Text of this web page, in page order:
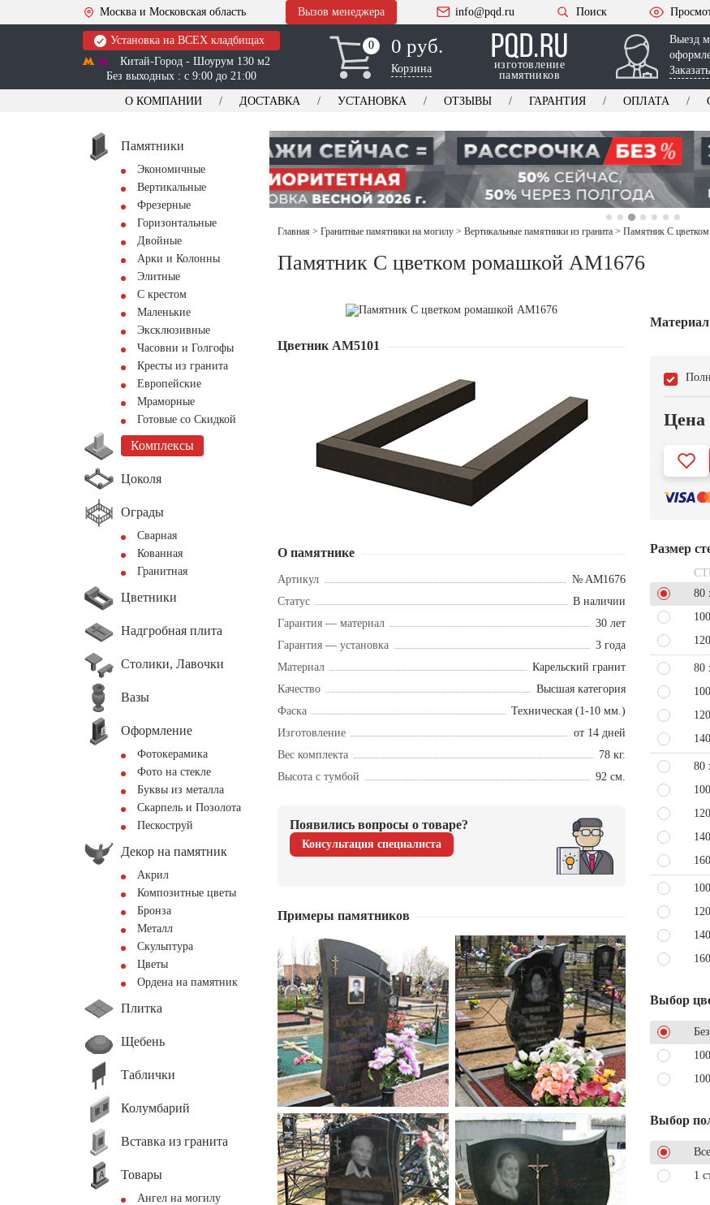
Москва и Московская область Вызов менеджера info@pqd.ru Поиск
Установка на ВСЕХ кладбищах
Китай-Город - Шоурум 130 м2
Без выходных : с 9:00 до 21:00
0
0 0 руб.
Корзина
изготовление
памятников
Выезд
О КОМПАНИИ ДОСТАВКА УСТАНОВКА ОТЗЫВЫ ГАРАНТИЯ ОПЛАТА
Памятники
Экономичные
Вертикальные
Фрезерные
Горизонтальные
Двойные
Арки и Колонны
Элитные
С крестом
Маленькие
Эксклюзивные
Часовни и Голгофы
Кресты из гранита
Европейские
Мраморные
Готовые со Скидкой
Комплексы
Цоколя
Ограды
Сварная
Кованная
Гранитная
Цветники
Надгробная плита
Столики, Лавочки
Вазы
Оформление
Фотокерамика
Фото на стекле
Буквы из металла
Скарпель и Позолота
Пескоструй
Декор на памятник
Акрил
Композитные цветы
Бронза
Металл
Скульптура
Цветы
Ордена на памятник
Плитка
Щебень
Таблички
Колумбарий
Вставка из гранита
Товары
Ангел на могилу
Главная > Гранитные памятники на могилу > Вертикальные памятники из гранита > Памятник С
Памятник С цветком ромашкой AM1676
Цветник АМ5101
О памятнике
Артикул
№ AM1676
Статус
В наличии
Гарантия — материал
30 лет
Гарантия — установка
3 года
Материал
Карельский гранит
Качество
Высшая категория
Фаска
Техническая (1-10 мм.)
Изготовление
от 14 дней
Вес комплекта
78 кг.
Высота с тумбой
92 см.
Появились вопросы о товаре?
Консультация специалиста
Примеры памятников
Цена
Размер
80
80
80
Выбор
Выбор
1